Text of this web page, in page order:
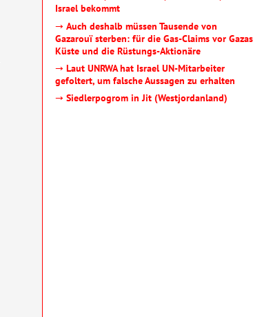
Israel bekommt
→ Auch deshalb müssen Tausende von
Gazarouï sterben: für die Gas-Claims vor Gazas
Küste und die Rüstungs-Aktionäre
→ Laut UNRWA hat Israel UN-Mitarbeiter
gefoltert, um falsche Aussagen zu erhalten
→ Siedlerpogrom in Jit (Westjordanland)